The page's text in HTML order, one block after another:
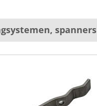
spanners